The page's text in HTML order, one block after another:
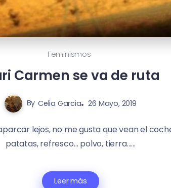
Feminismos
Carmen se va de ruta
By Celia Garcia 26 Mayo, 2019
lejos, no me gusta que vean el
patatas, refresco… polvo, tierra…...
Leer más